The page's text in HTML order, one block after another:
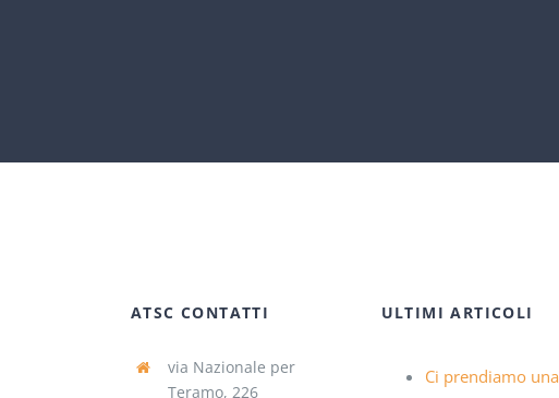
ATSC CONTATTI
via Nazionale per
Teramo, 226
ULTIMI ARTICOLI
Ci prendiamo una